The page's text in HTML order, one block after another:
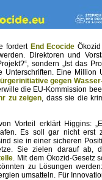
fordert End Ecocide
Direktoren und
sondern „Ist das
Unterschriften. Eine Million
gegen
die EU-Kommission
zu zeigen, dass sie die
Vorteil erklärt Higgins:
Es soll gar nicht erst
sie in einer sicheren
Sie zielen darauf ab,
. Mit dem Ökozid-Gesetz
zu Lösungen
umsatteln. Für